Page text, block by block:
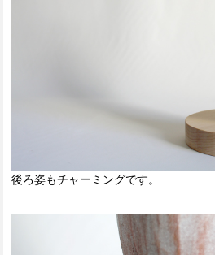
後ろ姿もチャーミングです。